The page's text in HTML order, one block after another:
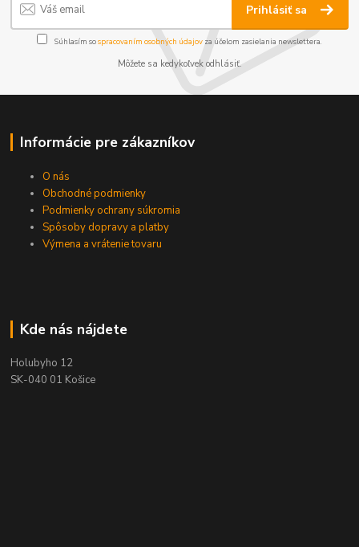
Prihlásiť sa
Súhlasím sospracovaním osobných údajov za účelom zasielania newslettera.
Môžete sa kedykoľvek odhlásiť.
Informácie pre zákazníkov
O nás
Obchodné podmienky
Podmienky ochrany súkromia
Spôsoby dopravy a platby
Výmena a vrátenie tovaru
Kde nás nájdete
Holubyho 12
SK-040 01 Košice